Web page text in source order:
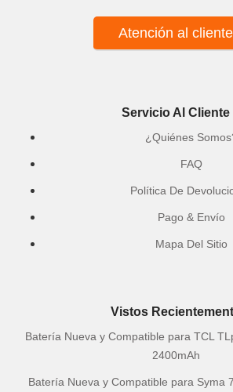
Atención al cliente
Servicio Al Cliente
¿Quiénes
FAQ
Política De
Pago & Envío
Mapa Del Sitio
Vistos
Batería Nueva y Compatible para TCL
2400mAh
Batería Nueva y Compatible para Syma